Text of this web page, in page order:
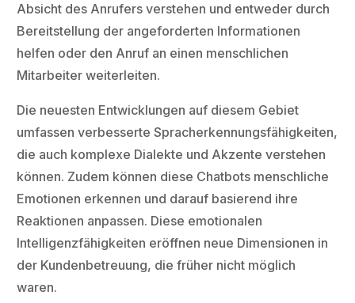
Absicht des Anrufers verstehen und entweder durch
Bereitstellung der angeforderten Informationen
helfen oder den Anruf an einen menschlichen
Mitarbeiter weiterleiten.
Die neuesten Entwicklungen auf diesem Gebiet
umfassen verbesserte Spracherkennungsfähigkeiten,
die auch komplexe Dialekte und Akzente verstehen
können. Zudem können diese Chatbots menschliche
Emotionen erkennen und darauf basierend ihre
Reaktionen anpassen. Diese emotionalen
Intelligenzfähigkeiten eröffnen neue Dimensionen in
der Kundenbetreuung, die früher nicht möglich
waren.